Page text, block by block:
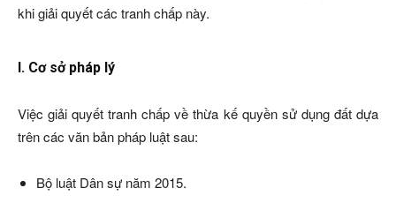
khi giải quyết các tranh chấp này.
I. Cơ sở pháp lý
Việc giải quyết tranh chấp về thừa kế quyền sử dụng đất dựa
trên các văn bản pháp luật sau:
Bộ luật Dân sự năm 2015.